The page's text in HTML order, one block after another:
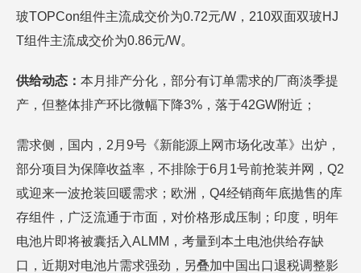
玻TOPCon组件主流成交价为0.72元/W，210双面双玻HJ
T组件主流成交价为0.86元/W。
供给动态： 本月排产分化，部分有订单需求的厂商淡季提
产，但整体排产环比微幅下降3%，落于42GW附近；
需求侧，国内，2月9号《新能源上网市场化改革》出炉，
部分项目为保障收益率，不排除于6月1号前抢装并网，Q2
或迎来一波抢装回暖需求；欧洲，Q4经销商年底抛售的库
存组件，广泛流通于市面，对价格形成压制；印度，明年
电池片即将被囊括入ALMM，考量到本土电池供给存缺
口，近期对电池片需求强劲，另叠加中国出口退税调整影